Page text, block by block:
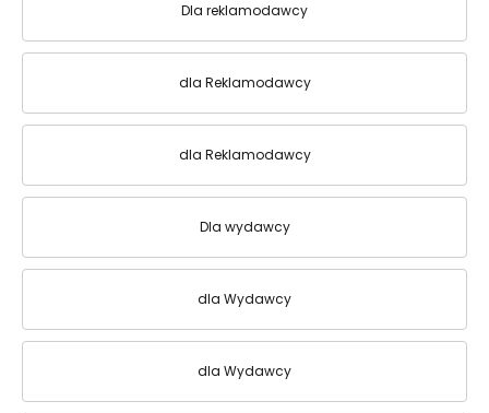
Dla reklamodawcy
dla Reklamodawcy
dla Reklamodawcy
Dla wydawcy
dla Wydawcy
dla Wydawcy